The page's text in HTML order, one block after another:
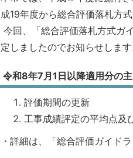
成19年度から総合評価落札方
今回、「総合評価落札方式ガ
定しましたのでお知らせします
令和8年7月1日以降適用分の
評価期間の更新
工事成績評定の平均点及
・詳細は、「総合評価ガイド